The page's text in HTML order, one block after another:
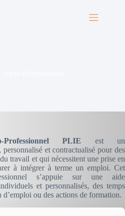
Professionnel PLIE est un
et contractualisé pour des
travail et qui nécessitent une prise en
à intégrer à terme un emploi. Cet
s’appuie sur une aide
et personnalisés, des temps
ou des actions de formation.